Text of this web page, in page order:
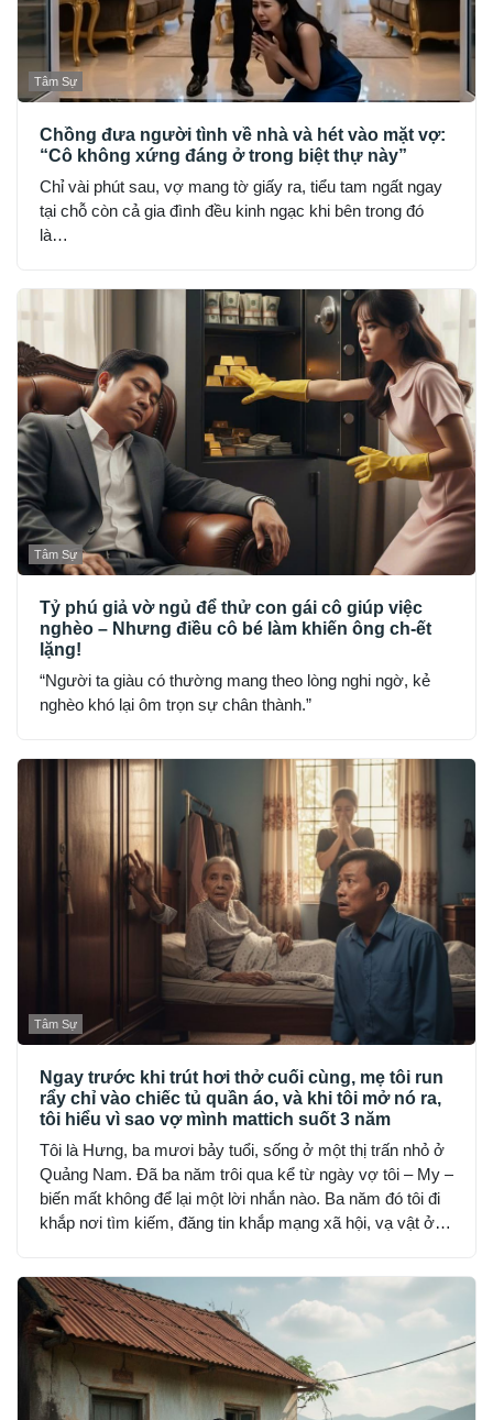
Tâm Sự
Chồng đưa người tình về nhà và hét vào mặt vợ:
“Cô không xứng đáng ở trong biệt thự này”
Chỉ vài phút sau, vợ mang tờ giấy ra, tiểu tam ngất ngay
tại chỗ còn cả gia đình đều kinh ngạc khi bên trong đó
là…
Tâm Sự
Tỷ phú giả vờ ngủ để thử con gái cô giúp việc
nghèo – Nhưng điều cô bé làm khiến ông ch-ết
lặng!
“Người ta giàu có thường mang theo lòng nghi ngờ, kẻ
nghèo khó lại ôm trọn sự chân thành.”
Tâm Sự
Ngay trước khi trút hơi thở cuối cùng, mẹ tôi run
rẩy chỉ vào chiếc tủ quần áo, và khi tôi mở nó ra,
tôi hiểu vì sao vợ mình mattich suốt 3 năm
Tôi là Hưng, ba mươi bảy tuổi, sống ở một thị trấn nhỏ ở
Quảng Nam. Đã ba năm trôi qua kể từ ngày vợ tôi – My –
biến mất không để lại một lời nhắn nào. Ba năm đó tôi đi
khắp nơi tìm kiếm, đăng tin khắp mạng xã hội, vạ vật ở